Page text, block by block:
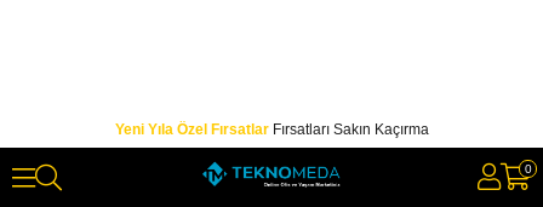
Yeni Yıla Özel FırsatlarFırsatları Sakın Kaçırma
0